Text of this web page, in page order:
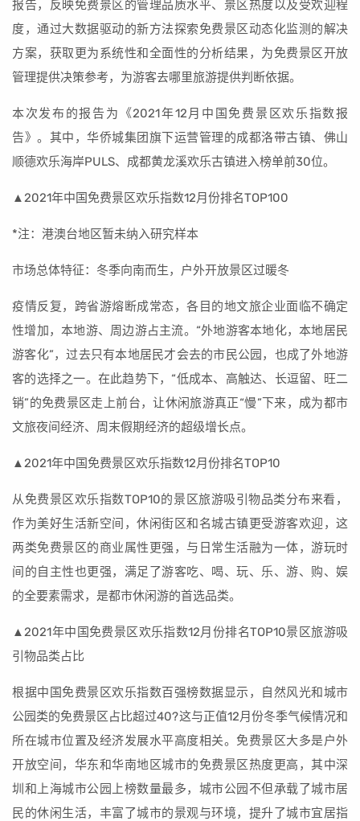
报告，反映免费景区的管理品质水平、景区热度以及受欢迎程
度，通过大数据驱动的新方法探索免费景区动态化监测的解决
方案，获取更为系统性和全面性的分析结果，为免费景区开放
管理提供决策参考，为游客去哪里旅游提供判断依据。
本次发布的报告为《2021年12月中国免费景区欢乐指数报
告》。其中，华侨城集团旗下运营管理的成都洛带古镇、佛山
顺德欢乐海岸PULS、成都黄龙溪欢乐古镇进入榜单前30位。
▲2021年中国免费景区欢乐指数12月份排名TOP100
*注：港澳台地区暂未纳入研究样本
市场总体特征：冬季向南而生，户外开放景区过暖冬
疫情反复，跨省游熔断成常态，各目的地文旅企业面临不确定
性增加，本地游、周边游占主流。“外地游客本地化，本地居民
游客化”，过去只有本地居民才会去的市民公园，也成了外地游
客的选择之一。在此趋势下，“低成本、高触达、长逗留、旺二
销”的免费景区走上前台，让休闲旅游真正“慢”下来，成为都市
文旅夜间经济、周末假期经济的超级增长点。
▲2021年中国免费景区欢乐指数12月份排名TOP10
从免费景区欢乐指数TOP10的景区旅游吸引物品类分布来看，
作为美好生活新空间，休闲街区和名城古镇更受游客欢迎，这
两类免费景区的商业属性更强，与日常生活融为一体，游玩时
间的自主性也更强，满足了游客吃、喝、玩、乐、游、购、娱
的全要素需求，是都市休闲游的首选品类。
▲2021年中国免费景区欢乐指数12月份排名TOP10景区旅游吸
引物品类占比
根据中国免费景区欢乐指数百强榜数据显示，自然风光和城市
公园类的免费景区占比超过40?这与正值12月份冬季气候情况和
所在城市位置及经济发展水平高度相关。免费景区大多是户外
开放空间，华东和华南地区城市的免费景区热度更高，其中深
圳和上海城市公园上榜数量最多，城市公园不但承载了城市居
民的休闲生活，丰富了城市的景观与环境，提升了城市宜居指